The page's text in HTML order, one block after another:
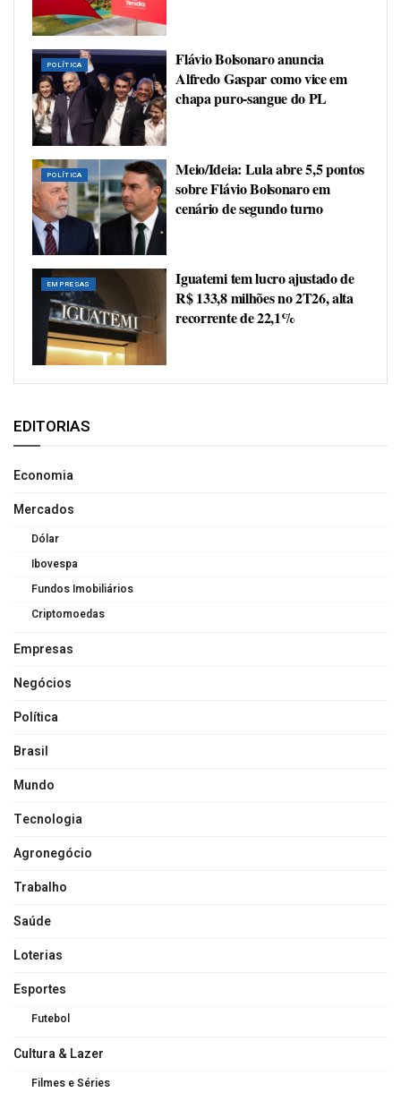
POLÍTICA
Flávio Bolsonaro anuncia
Alfredo Gaspar como vice em
chapa puro-sangue do PL
POLÍTICA
Meio/Ideia: Lula abre 5,5 pontos
sobre Flávio Bolsonaro em
cenário de segundo turno
EMPRESAS
Iguatemi tem lucro ajustado de
R$ 133,8 milhões no 2T26, alta
recorrente de 22,1%
EDITORIAS
Economia
Mercados
Dólar
Ibovespa
Fundos Imobiliários
Criptomoedas
Empresas
Negócios
Política
Brasil
Mundo
Tecnologia
Agronegócio
Trabalho
Saúde
Loterias
Esportes
Futebol
Cultura & Lazer
Filmes e Séries